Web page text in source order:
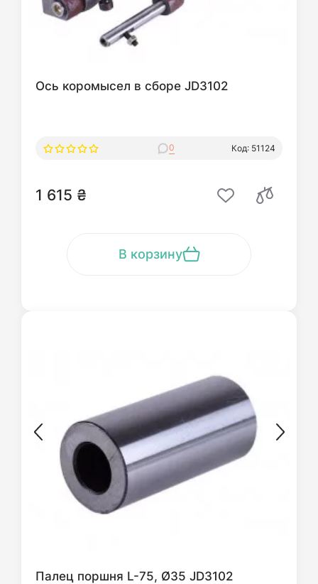
Ось коромысел в сборе JD3102
0 Код: 51124
1 615 ₴
В корзину
Палец поршня L-75, Ø35 JD3102